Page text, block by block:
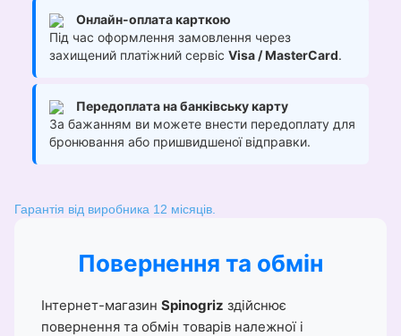
Онлайн-оплата карткою
Під час оформлення замовлення через
захищений платіжний сервіс Visa / MasterCard.
Передоплата на банківську карту
За бажанням ви можете внести передоплату для
бронювання або пришвидшеної відправки.
Гарантія від виробника 12 місяців.
Повернення та обмін
Інтернет-магазин Spinogriz здійснює
повернення та обмін товарів належної і